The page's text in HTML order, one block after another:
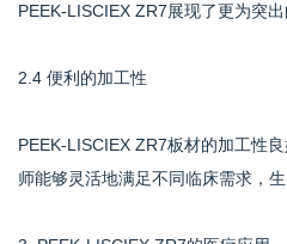
PEEK-LISCIEX ZR7展现了更为突
2.4 便利的加工性
PEEK-LISCIEX ZR7板材的加工性
师能够灵活地满足不同临床需求，